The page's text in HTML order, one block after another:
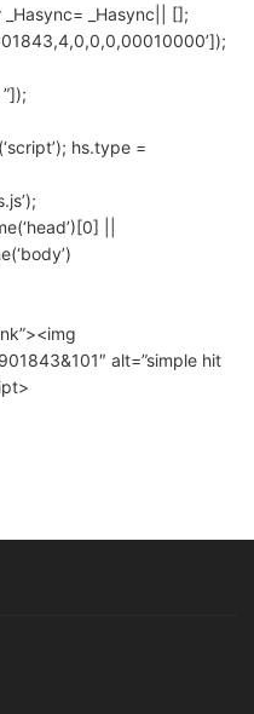
_Hasync|| [];
hs.type =
||
alt=”simple hit